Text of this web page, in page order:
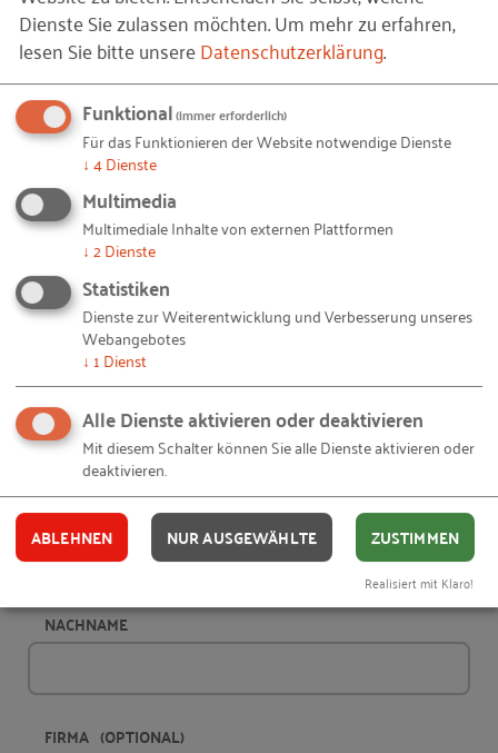
Stück (Einzelbestellung)
Gehört zu dieser Reihe/Mappe:
RKW Magazin
Das RKW Magazin wird zukünftig nur noch als digitales
Magazin erscheinen. Bitte nutzen Sie diesen Service und
abonnieren Sie das neue digitale RKW Magazin hier
Ihre Daten
VORNAME
NACHNAME
FIRMA (OPTIONAL)
Dienste Sie zulassen möchten.Um mehr zu erfahren,
lesen Sie bitte unsereDatenschutzerklärung.
Funktional(immer erforderlich)
Für das Funktionieren der Website notwendige Dienste
↓ 4Dienste
Multimedia
Multimediale Inhalte von externen Plattformen
↓ 2Dienste
Statistiken
Dienste zur Weiterentwicklung und Verbesserung unseres
Webangebotes
↓ 1 Dienst
Alle Dienste aktivieren oder deaktivieren
Mit diesem Schalter können Sie alle Dienste aktivieren oder
deaktivieren.
ABLEHNEN NUR AUSGEWÄHLTE ZUSTIMMEN
Realisiert mit Klaro!